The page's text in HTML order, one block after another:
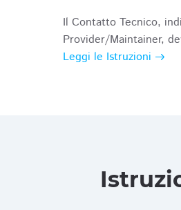
Il Contatto Tecnico,
Provider/Maintainer,
Leggi le Istruzioni